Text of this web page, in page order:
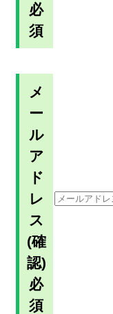
必
須
メ
ー
ル
ア
ド
レ
ス
(確
認)
必
須